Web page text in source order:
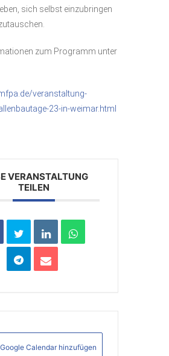
sich selbst einzubringen
zum Programm unter
veranstaltung-
23-in-weimar.html
VERANSTALTUNG
TEILEN
Calendar hinzufügen